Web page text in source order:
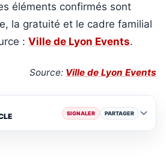
éléments confirmés sont
la gratuité et le cadre familial
: Ville de Lyon Events.
Source: Ville de Lyon Events
SIGNALER PARTAGER